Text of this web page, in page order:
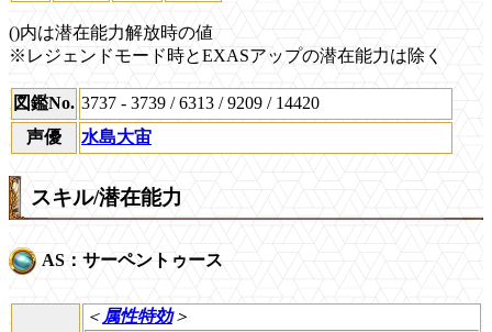
()内は潜在能力解放時の値
※レジェンドモード時とEXASアップの潜在能力は除く
図鑑No. 3737 - 3739 / 6313 / 9209 / 14420
声優
水島大宙
スキル/潜在能力
AS：サーペントゥース
＜ 属性特効＞